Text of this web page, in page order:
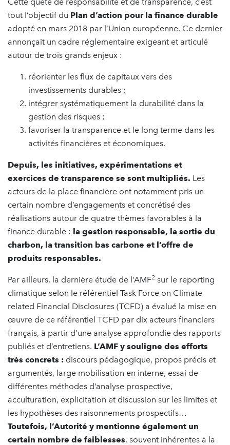
tout l’objectif du Plan d’action pour la finance durable
adopté en mars 2018 par l’Union européenne. Ce dernier
annonçait un cadre réglementaire exigeant et articulé
autour de trois grands enjeux :
réorienter les flux de capitaux vers des
investissements durables ;
intégrer systématiquement la durabilité dans la
gestion des risques ;
favoriser la transparence et le long terme dans les
activités financières et économiques.
Depuis, les initiatives, expérimentations et
exercices de transparence se sont multipliés. Les
acteurs de la place financière ont notamment pris un
certain nombre d’engagements et concrétisé des
réalisations autour de quatre thèmes favorables à la
finance durable : la gestion responsable, la sortie du
charbon, la transition bas carbone et l’offre de
produits responsables.
Par ailleurs, la dernière étude de l’AMF2 sur le reporting
climatique selon le référentiel Task Force on Climate-
related Financial Disclosures (TCFD) a évalué la mise en
œuvre de ce référentiel TCFD par dix acteurs financiers
français, à partir d’une analyse approfondie des rapports
publiés et d’entretiens. L’AMF y souligne des efforts
très concrets : discours pédagogique, propos précis et
argumentés, large mobilisation en interne, essai de
différentes méthodes d’analyse prospective,
acculturation, explicitation et discussion sur les limites et
les hypothèses des raisonnements prospectifs…
Toutefois, l’Autorité y mentionne également un
certain nombre de faiblesses, souvent inhérentes à la